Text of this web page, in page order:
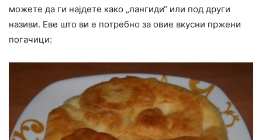
можете да ги најдете како „лангиди“ или под други
називи. Еве што ви е потребно за овие вкусни пржени
погачици: